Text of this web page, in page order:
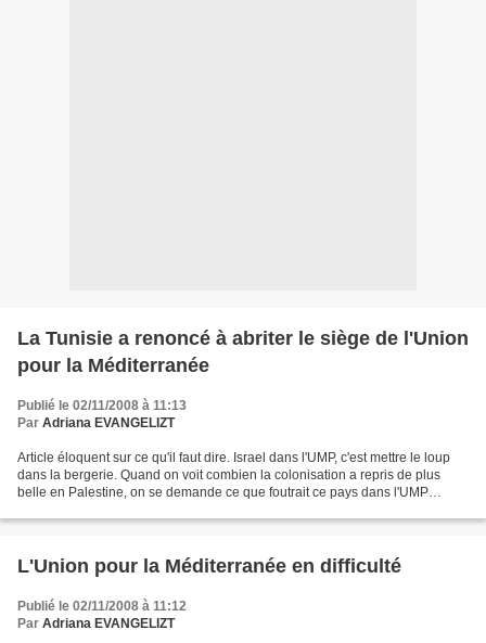
La Tunisie a renoncé à abriter le siège de l'Union
pour la Méditerranée
Publié le 02/11/2008 à 11:13
Par Adriana EVANGELIZT
Article éloquent sur ce qu'il faut dire. Israel dans l'UMP, c'est mettre le loup
dans la bergerie. Quand on voit combien la colonisation a repris de plus
belle en Palestine, on se demande ce que foutrait ce pays dans l'UMP
L'Union pour la Méditerranée en difficulté
Publié le 02/11/2008 à 11:12
Par Adriana EVANGELIZT